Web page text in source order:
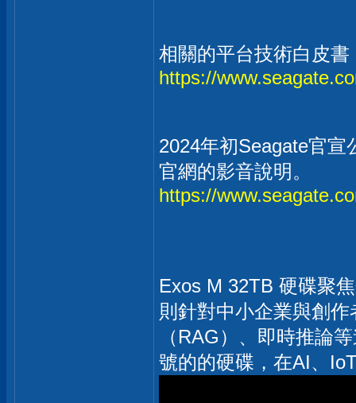
相關的平台技術白皮
https://
2024年初Seagate官
官網的影音說明。
https://
Exos M 32TB 硬碟聚
則針對中小企業與創
（RAG）、即時推論
號的的硬碟，在AI、